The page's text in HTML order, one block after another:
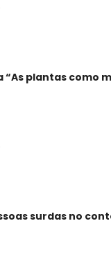
“As plantas como
surdas no